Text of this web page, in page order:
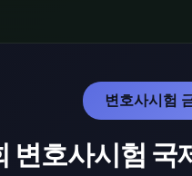
변호사시험
변호사시험 국